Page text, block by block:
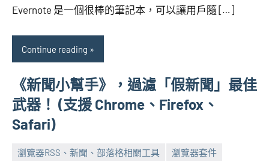
Evernote 是一個很棒的筆記本，可以讓用戶隨 […]
Continue reading
《新聞小幫手》，過濾「假新聞」最佳
武器！ (支援 Chrome、Firefox、
Safari)
瀏覽器RSS、新聞、部落格相關工具
瀏覽器套件